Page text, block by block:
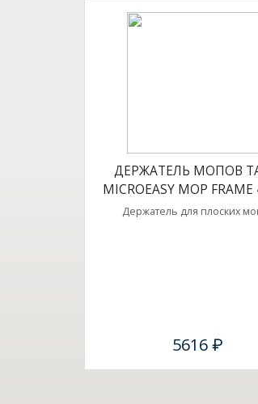
ДЕРЖАТЕЛЬ МОПОВ
MICROEASY MOP
Держатель для плоских
5616 ₽